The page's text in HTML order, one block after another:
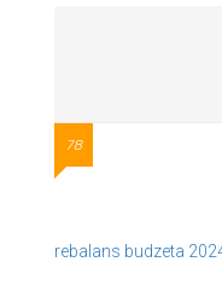
78
rebalans budzeta